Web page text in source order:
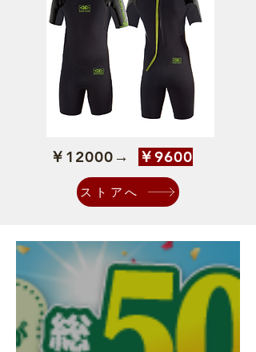
​￥12000→ ​￥9600
ストアへ